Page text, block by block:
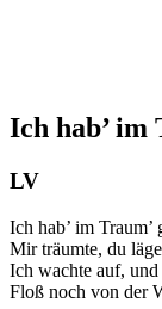
Ich hab’ im
LV
Ich hab’ im Traum’
Mir träumte, du
Ich wachte auf, und
Floß noch von der